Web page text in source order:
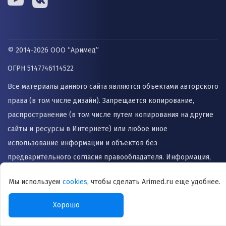
© 2014-2026 ООО “Аримед”
ОГРН 5147746114522
Все материалы данного сайта являются объектами авторского
права (в том числе дизайн). Запрещается копирование,
распространение (в том числе путем копирования на другие
сайты и ресурсы в Интернете) или любое иное
использование информации и объектов без
предварительного согласия правообладателя. Информация,
может быть использована для назначения лечения и
Мы используем cookies, чтобы сделать Arimed.ru еще удобнее.
Хорошо